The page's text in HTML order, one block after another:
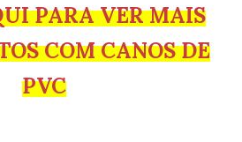
PARA VER MAIS
COM CANOS DE
PVC